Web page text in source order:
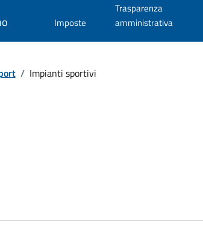
Imposte
Trasparenza
amministrativa
/ Impianti sportivi